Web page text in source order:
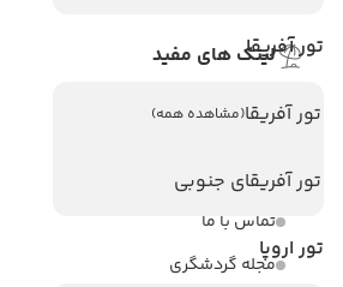
تور آفریقا
تور آفریقا(مشاهده همه)
تور آفریقای جنوبی
تور اروپا
لینک های مفید
درباره ما
تماس با ما
مجله گردشگری